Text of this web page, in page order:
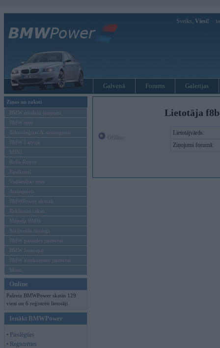
Sveiks, Viesi!
Galvenā Forums Galerijas
Ziņas un raksti
BMW modeļu jaunumi
BMW testi
Tehnoloģijas & sasniegumi
BMW Latvijā
MINI
Rolls-Royce
Pasākumi
Vadāmības tests
Autosports
BMWPower aktuāli
Reklāmas raksti
Mēneša BMW
Sērijveida tūnings
BMW pasaules jaunumi
BMW koncepti
BMW konkurentu jaunumi
Moto
Online
Pašreiz BMWPower skatās 129
viesi un 6 reģistrēti lietotāji.
Ienākt BMWPower
• Pieslēgties
• Reģistrēties
Lietotāja
Lietotājvārds:
Ziņojumi forumā: